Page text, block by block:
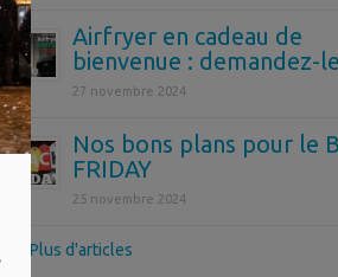
Airfryer en cadeau de
bienvenue : demandez-
27 novembre 2024
Nos bons plans pour le
FRIDAY
25 novembre 2024
>> Plus d'articles